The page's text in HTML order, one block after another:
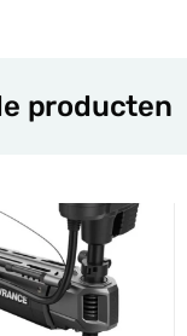
producten